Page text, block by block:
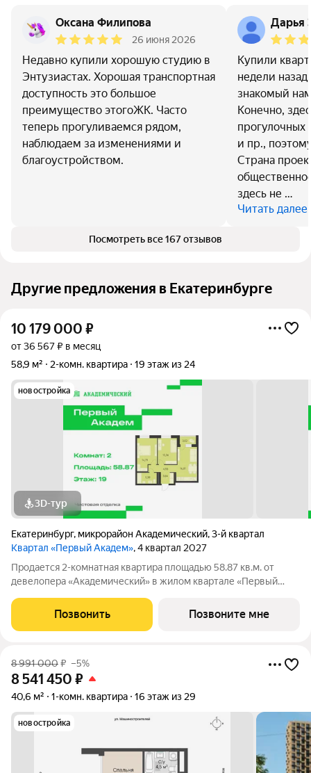
Оксана Филипова
26 июня 2026
Недавно купили хорошую студию в
Энтузиастах. Хорошая транспортная
доступность это большое
преимущество этогоЖК. Часто
теперь прогуливаемся рядом,
наблюдаем за изменениями и
благоустройством.
Дарья
Купили
недели
знакомый
Конечно,
прогулочных
и пр.,
Страна
здесь не …
Читать далее
Посмотреть все 167 отзывов
Другие предложения в Екатеринбурге
10 179 000 ₽
от 36 567 ₽ в месяц
58,9 м²
2-комн. квартира 19 этаж из 24
новостройка
3D-тур
Екатеринбург, микрорайон Академический,3-й квартал
Квартал «Первый Академ», 4 квартал 2027
Продается 2-комнатная квартира площадью 58.87 кв.м. от
девелопера «Академический» в жилом квартале «Первый
скидка напрямую от застройщика. Дом расположен на въезде
в район, отличается удобной
Позвонить Позвоните мне
8 991 000₽ –5%
8 541 450 ₽
40,6 м² 1-комн. квартира 16 этаж из 29
новостройка